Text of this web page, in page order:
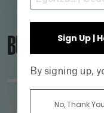
BUSCADORSign Up |
By signing up,
No, Thank